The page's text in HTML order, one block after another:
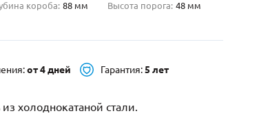
короба: 88 мм Высота порога: 48 мм
от 4 дней Гарантия:5 лет
холоднокатаной стали.